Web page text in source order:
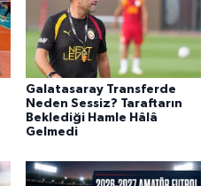
Galatasaray Transferde
Neden Sessiz? Taraftarın
Beklediği Hamle Hâlâ
Gelmedi